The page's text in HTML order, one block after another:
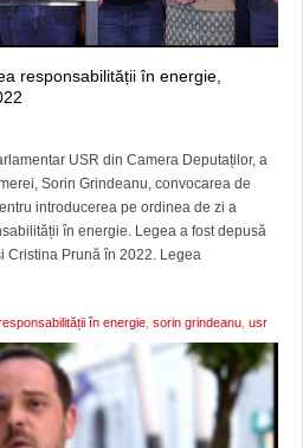
responsabilității în energie,
USR din Camera Deputaților, a
Sorin Grindeanu, convocarea de
introducerea pe ordinea de zi a
în energie. Legea a fost depusă
Cristina Prună în 2022. Legea
în energie sorin grindeanu usr